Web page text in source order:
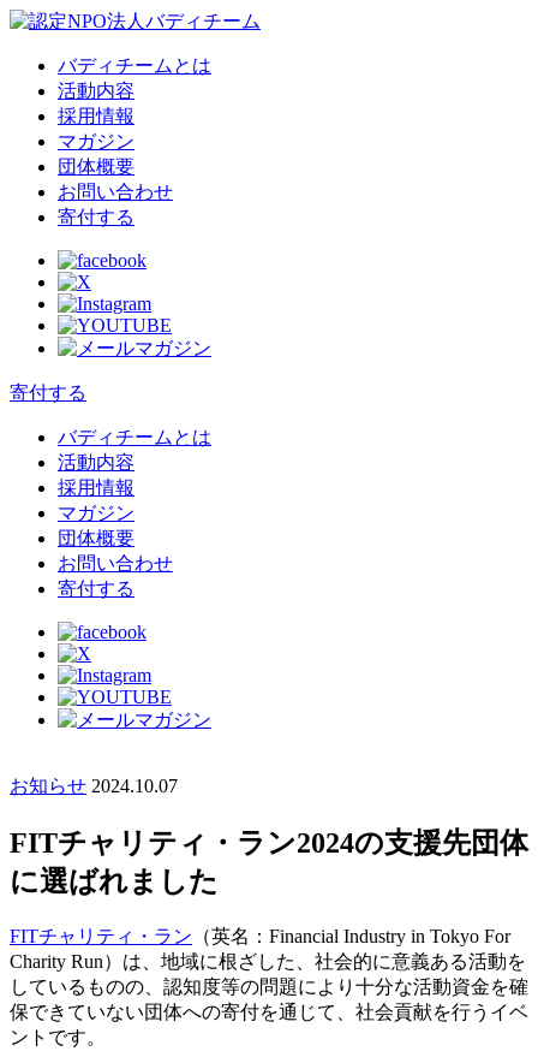
バディチームとは
活動内容
採用情報
マガジン
団体概要
お問い合わせ
寄付する
寄付する
バディチームとは
活動内容
採用情報
マガジン
団体概要
お問い合わせ
寄付する
お知らせ 2024.10.07
FITチャリティ・ラン2024の支援先団体
に選ばれました
FITチャリティ・ラン （英名：Financial Industry in Tokyo For
Charity Run）は、地域に根ざした、社会的に意義ある活動を
しているものの、認知度等の問題により十分な活動資金を確
保できていない団体への寄付を通じて、社会貢献を行うイベ
ントです。